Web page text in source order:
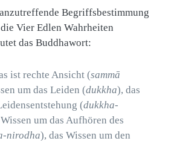
Begriffsbestimmung
Vier Edlen Wahrheiten
das Buddhawort:
ist rechte Ansicht (sammā
um das Leiden (dukkha), das
(dukkha-
um das Aufhören des
nirodha), das Wissen um den